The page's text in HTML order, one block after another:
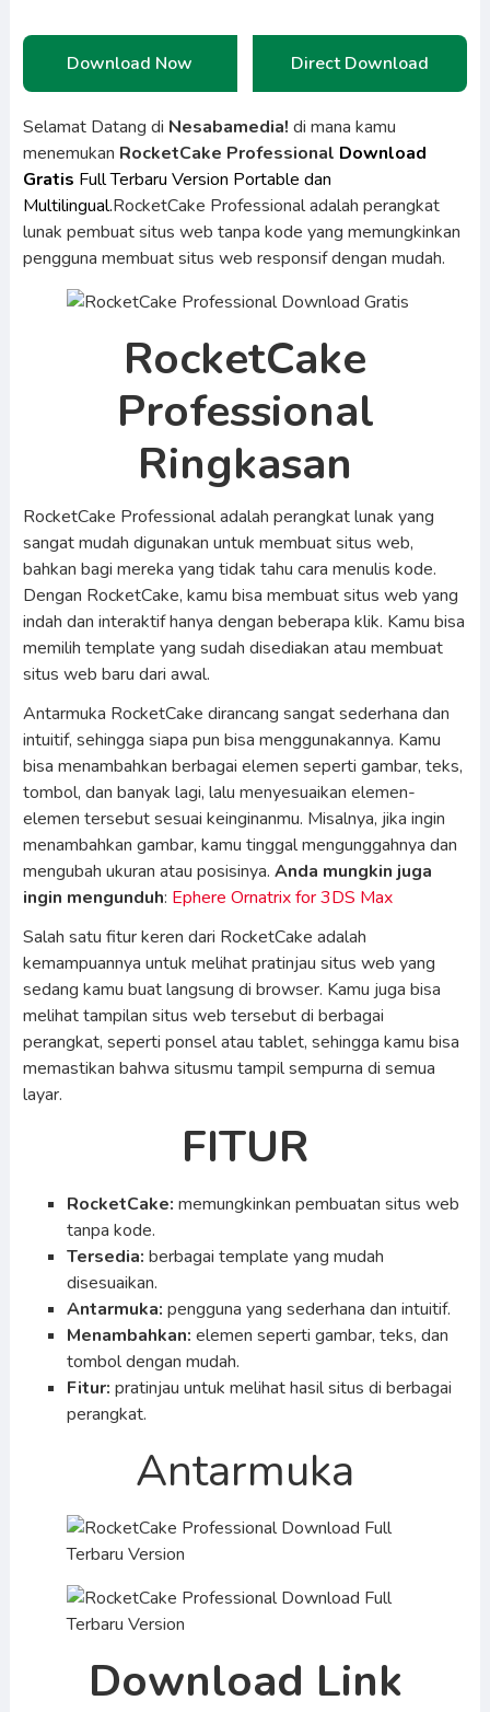
Download Now Direct Download
Selamat Datang di Nesabamedia! di mana kamu
menemukan RocketCake Professional Download
Gratis Full Terbaru Version Portable dan
Multilingual.RocketCake Professional adalah perangkat
lunak pembuat situs web tanpa kode yang memungkinkan
pengguna membuat situs web responsif dengan mudah.
RocketCake
Professional
Ringkasan
RocketCake Professional adalah perangkat lunak yang
sangat mudah digunakan untuk membuat situs web,
bahkan bagi mereka yang tidak tahu cara menulis kode.
Dengan RocketCake, kamu bisa membuat situs web yang
indah dan interaktif hanya dengan beberapa klik. Kamu bisa
memilih template yang sudah disediakan atau membuat
situs web baru dari awal.
Antarmuka RocketCake dirancang sangat sederhana dan
intuitif, sehingga siapa pun bisa menggunakannya. Kamu
bisa menambahkan berbagai elemen seperti gambar, teks,
tombol, dan banyak lagi, lalu menyesuaikan elemen-
elemen tersebut sesuai keinginanmu. Misalnya, jika ingin
menambahkan gambar, kamu tinggal mengunggahnya dan
mengubah ukuran atau posisinya. Anda mungkin juga
ingin mengunduh: Ephere Ornatrix for 3DS Max
Salah satu fitur keren dari RocketCake adalah
kemampuannya untuk melihat pratinjau situs web yang
sedang kamu buat langsung di browser. Kamu juga bisa
melihat tampilan situs web tersebut di berbagai
perangkat, seperti ponsel atau tablet, sehingga kamu bisa
memastikan bahwa situsmu tampil sempurna di semua
layar.
FITUR
RocketCake: memungkinkan pembuatan situs web
tanpa kode.
Tersedia: berbagai template yang mudah
disesuaikan.
Antarmuka: pengguna yang sederhana dan intuitif.
Menambahkan: elemen seperti gambar, teks, dan
tombol dengan mudah.
Fitur: pratinjau untuk melihat hasil situs di berbagai
perangkat.
Antarmuka
Download Link